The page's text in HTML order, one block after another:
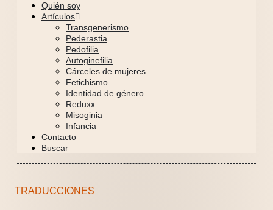
Quién soy
Artículos
Transgenerismo
Pederastia
Pedofilia
Autoginefilia
Cárceles de mujeres
Fetichismo
Identidad de género
Reduxx
Misoginia
Infancia
Contacto
Buscar
TRADUCCIONES